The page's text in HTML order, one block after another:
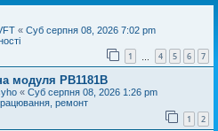
« Суб серпня 08, 2026 7:02 pm
1 4 5 6 7
модуля PB1181B
« Суб серпня 08, 2026 1:26 pm
ремонт
1 2